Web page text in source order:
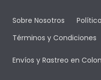
Sobre Nosotros
Términos y Condiciones
Envíos y Rastreo en